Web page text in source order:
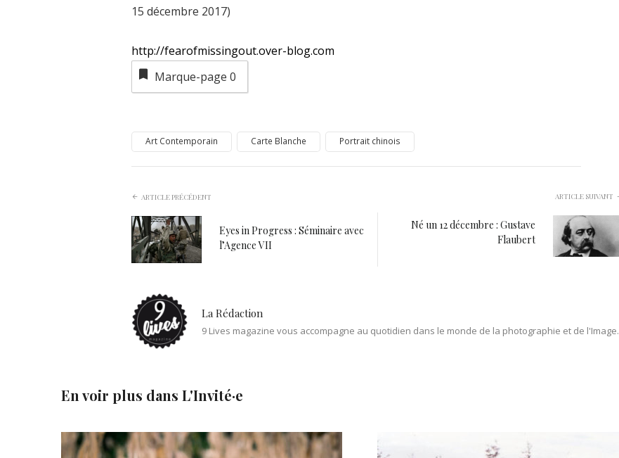
15 décembre 2017)
http://fearofmissingout.over-blog.com
Marque-page 0
Art Contemporain Carte Blanche Portrait chinois
ARTICLE PRÉCÉDENT
Eyes in Progress : Séminaire avec
l’Agence VII
ARTICLE SUIVANT
Né un 12 décembre : Gustave
Flaubert
La Rédaction
9 Lives magazine vous accompagne au quotidien dans le monde de la photographie et de l'Image.
En voir plus dans L'Invité·e